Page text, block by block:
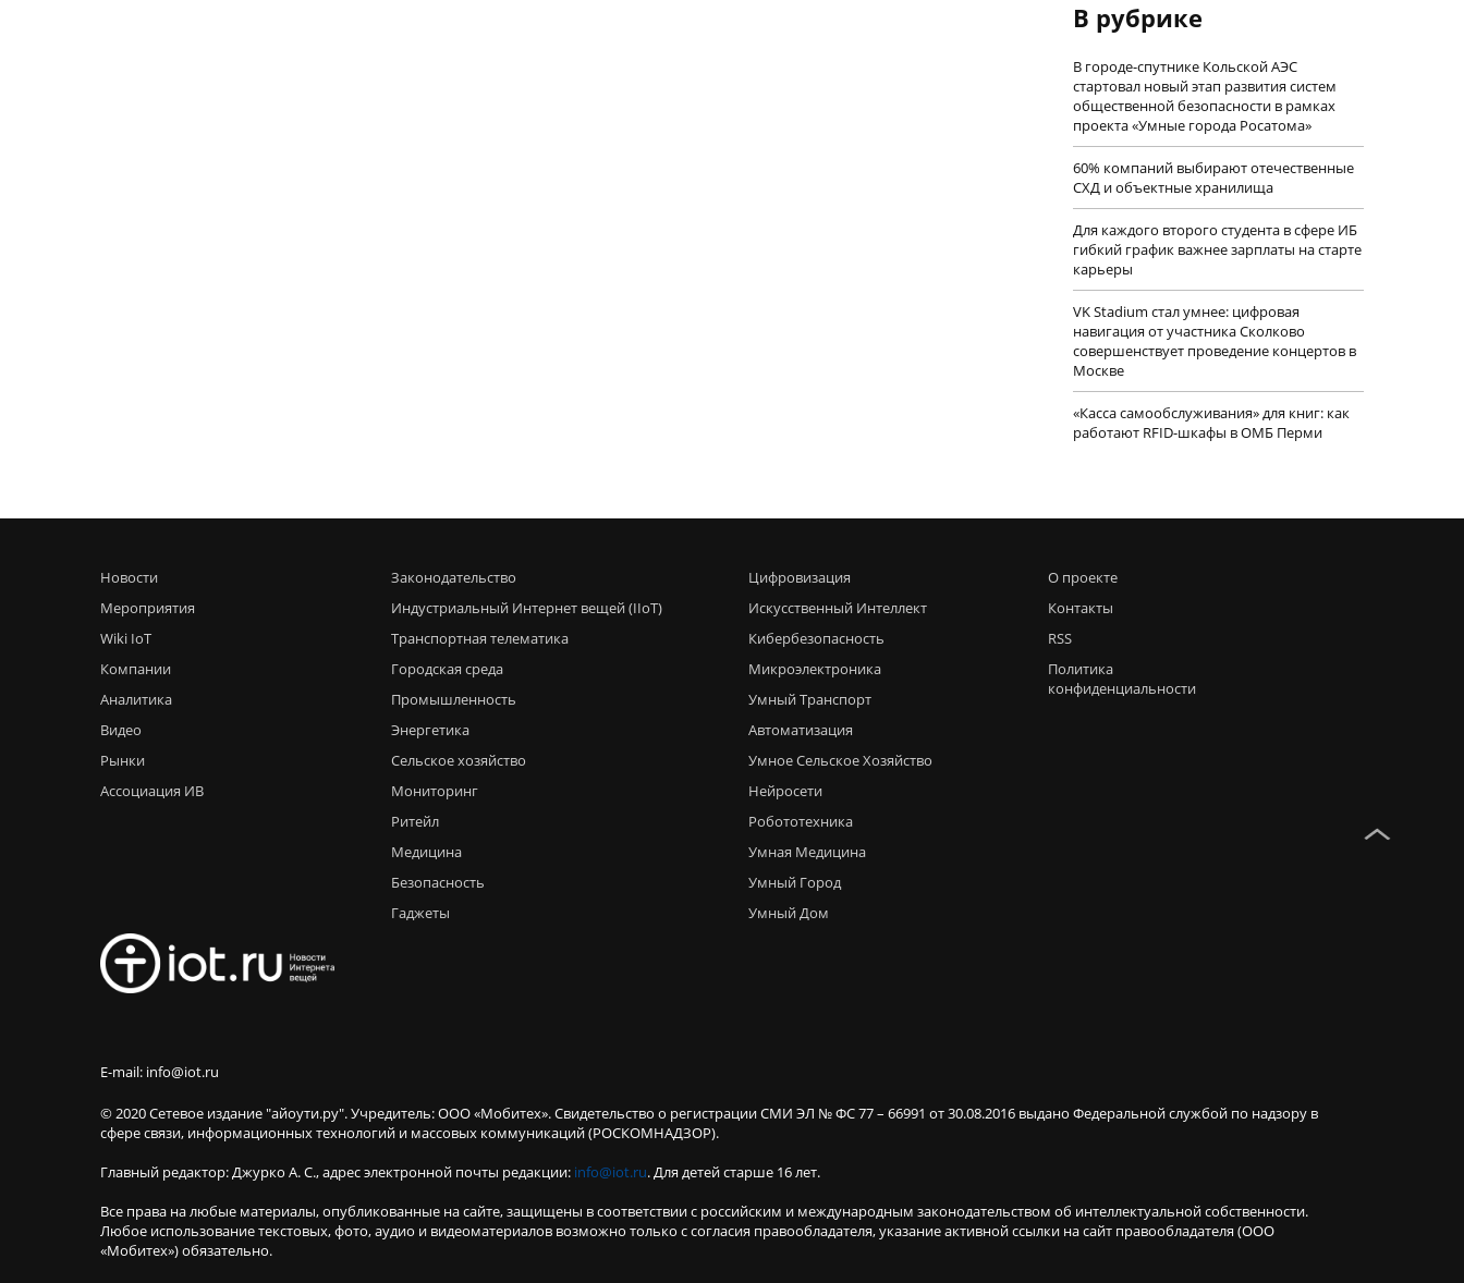
В рубрике
В городе-спутнике Кольской АЭС
стартовал новый этап развития систем
общественной безопасности в рамках
проекта «Умные города Росатома»
60% компаний выбирают отечественные
СХД и объектные хранилища
Для каждого второго студента в сфере ИБ
гибкий график важнее зарплаты на старте
карьеры
VK Stadium стал умнее: цифровая
навигация от участника Сколково
совершенствует проведение концертов в
Москве
«Касса самообслуживания» для книг: как
работают RFID-шкафы в ОМБ Перми
Новости
Мероприятия
Wiki IoT
Компании
Аналитика
Видео
Рынки
Ассоциация ИВ
Законодательство
Индустриальный Интернет вещей (IIoT)
Транспортная телематика
Городская среда
Промышленность
Энергетика
Сельское хозяйство
Мониторинг
Ритейл
Медицина
Безопасность
Гаджеты
Цифровизация
Искусственный Интеллект
Кибербезопасность
Микроэлектроника
Умный Транспорт
Автоматизация
Умное Сельское Хозяйство
Нейросети
Робототехника
Умная Медицина
Умный Город
Умный Дом
О проекте
Контакты
RSS
Политика
конфиденциальности
E-mail: info@iot.ru
© 2020 Сетевое издание "айоути.ру". Учредитель: ООО «Мобитех». Свидетельство о регистрации СМИ ЭЛ № ФС 77 – 66991 от 30.08.2016 выдано Федеральной службой по надзору в
сфере связи, информационных технологий и массовых коммуникаций (РОСКОМНАДЗОР).
Главный редактор: Джурко А. С., адрес электронной почты редакции: info@iot.ru. Для детей старше 16 лет.
Все права на любые материалы, опубликованные на сайте, защищены в соответствии с российским и международным законодательством об интеллектуальной собственности.
Любое использование текстовых, фото, аудио и видеоматериалов возможно только с согласия правообладателя, указание активной ссылки на сайт правообладателя (ООО
«Мобитех») обязательно.